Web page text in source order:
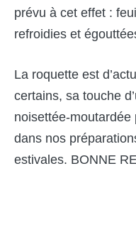
prévu à cet effet :
refroidies et
La roquette est
certains, sa touche
noisettée-moutardée
dans nos
estivales. BONNE